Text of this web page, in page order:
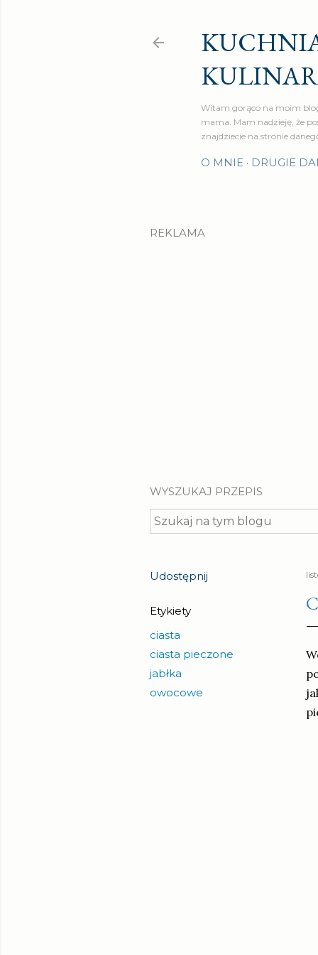
Witam gorąco na moim
mama. Mam nadzieję, że
znajdziecie na stronie
O MNIE DRUGIE
REKLAMA
WYSZUKAJ PRZEPIS
Udostępnij
Etykiety
ciasta
ciasta pieczone
jabłka
owocowe